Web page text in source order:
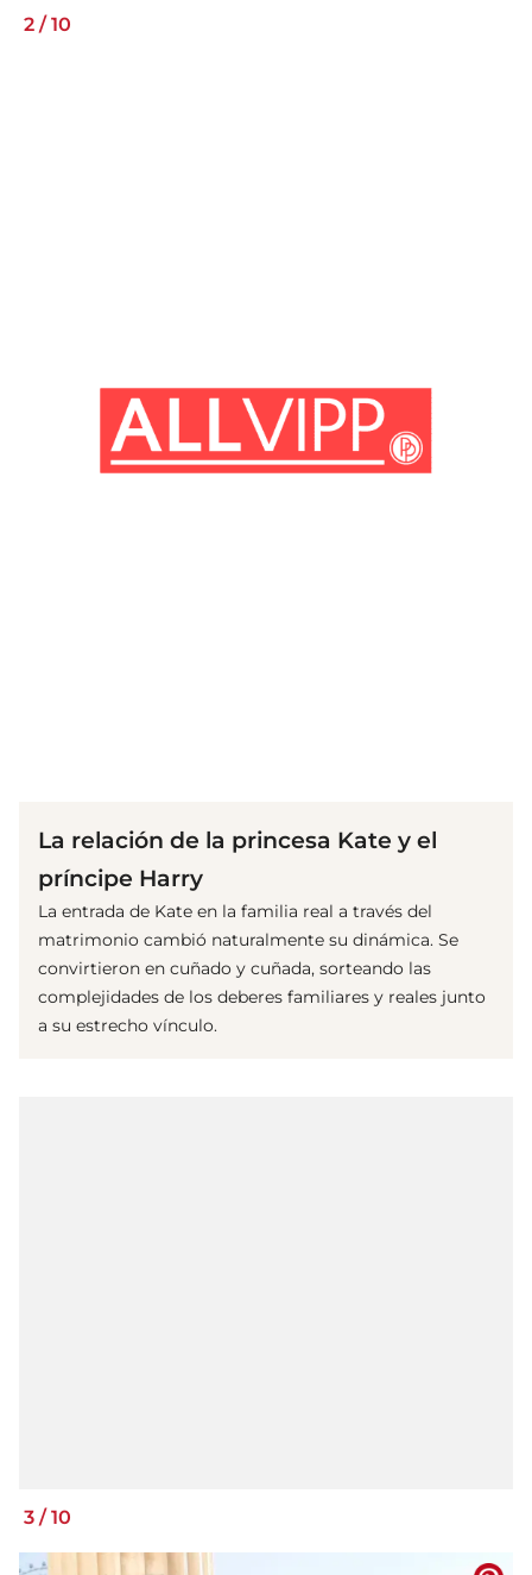
2 /10
La relación de la princesa Kate y el
príncipe Harry
La entrada de Kate en la familia real a través del
matrimonio cambió naturalmente su dinámica. Se
convirtieron en cuñado y cuñada, sorteando las
complejidades de los deberes familiares y reales junto
a su estrecho vínculo.
3 /10